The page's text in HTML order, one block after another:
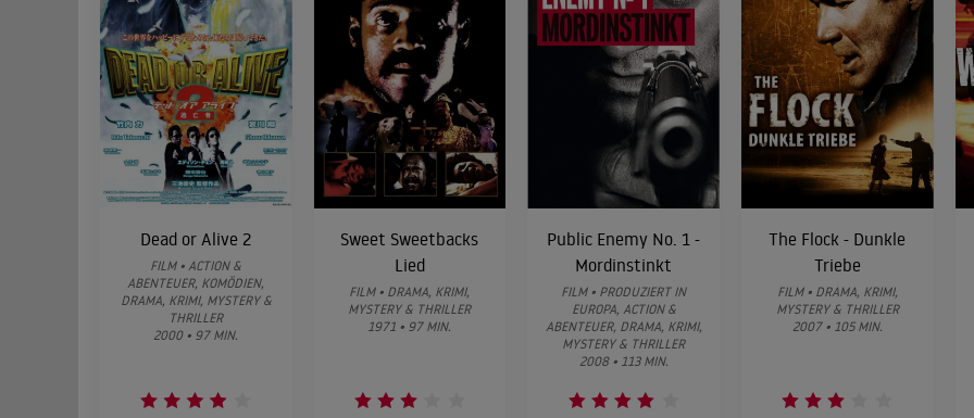
Dead or Alive 2
FILM • ACTION &
ABENTEUER, KOMÖDIEN,
DRAMA, KRIMI, MYSTERY &
THRILLER
2000 • 97 MIN.
Sweet Sweetbacks
Lied
FILM • DRAMA, KRIMI,
MYSTERY & THRILLER
1971 • 97 MIN.
Public Enemy No. 1 -
Mordinstinkt
FILM • PRODUZIERT IN
EUROPA, ACTION &
ABENTEUER, DRAMA, KRIMI,
MYSTERY & THRILLER
2008 • 113 MIN.
The Flock - Dunkle
Triebe
FILM • DRAMA, KRIMI,
MYSTERY & THRILLER
2007 • 105 MIN.